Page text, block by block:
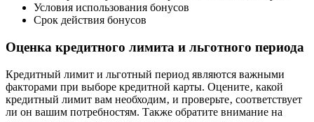
Условия использования бонусов
Срок действия бонусов
Оценка кредитного лимита и льготного периода
Кредитный лимит и льготный период являются важными
факторами при выборе кредитной карты. Оцените‚ какой
кредитный лимит вам необходим‚ и проверьте‚ соответствует
ли он вашим потребностям. Также обратите внимание на